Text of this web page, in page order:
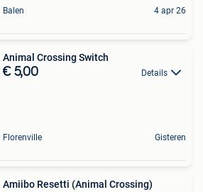
Balen 4 apr 26
Animal Crossing Switch
€ 5,00 Details
Florenville Gisteren
Amiibo Resetti (Animal Crossing)